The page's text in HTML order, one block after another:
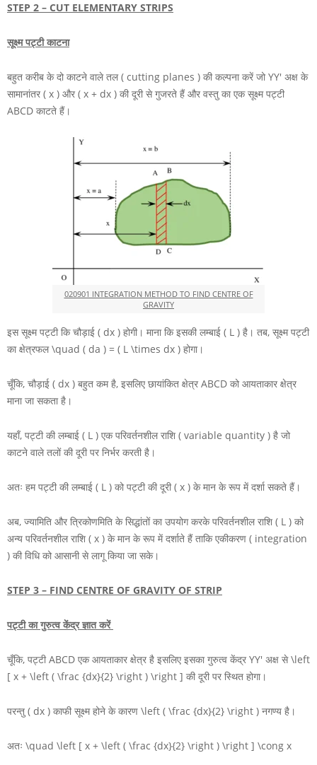
STEP 2 – CUT ELEMENTARY STRIPS
सूक्ष्म पट्टी काटना
बहुत करीब के दो काटने वाले तल ( cutting planes ) की कल्पना करें जोYY' अक्ष के
सामानांतर ( x ) और ( x + dx ) की दूरी से गुजरते हैं और वस्तु का एक सूक्ष्म पट्टी
ABCD काटते हैं।
020901 INTEGRATION METHOD TO FIND CENTRE OF
GRAVITY
इस सूक्ष्म पट्टी कि चौड़ाई ( dx ) होगी। माना कि इसकी लम्बाई ( L ) है। तब, सूक्ष्म पट्टी
का क्षेत्रफल\quad ( da ) = ( L \times dx ) होगा।
चूँकि, चौड़ाई ( dx ) बहुत कम है, इसलिए छायांकित क्षेत्र ABCD को आयताकार क्षेत्र
माना जा सकता है।
यहाँ, पट्टी की लम्बाई ( L ) एक परिवर्तनशील राशि ( variable quantity ) है जो
काटने वाले तलों की दूरी पर निर्भर करती है।
अतः हम पट्टी की लम्बाई ( L ) को पट्टी की दूरी( x ) के मान के रूप में दर्शा सकते हैं।
अब, ज्यामिति और त्रिकोणमिति के सिद्धांतों का उपयोग करके परिवर्तनशील राशि ( L ) को
अन्य परिवर्तनशील राशि ( x ) के मान के रूप में दर्शाते हैं ताकि एकीकरण ( integration
) की विधि को आसानी से लागू किया जा सके।
STEP 3 – FIND CENTRE OF GRAVITY OF STRIP
पट्टी का गुरुत्व केंद्र ज्ञात करें
चूँकि, पट्टीABCD एक आयताकार क्षेत्र है इसलिए इसका गुरुत्व केंद्र YY' अक्ष से\left
[ x + \left ( \frac {dx}{2} \right ) \right ] की दूरी पर स्थित होगा।
परन्तु ( dx ) काफी सूक्ष्म होने के कारण \left ( \frac {dx}{2} \right ) नगण्य है।
अतः \quad \left [ x + \left ( \frac {dx}{2} \right ) \right ] \cong x